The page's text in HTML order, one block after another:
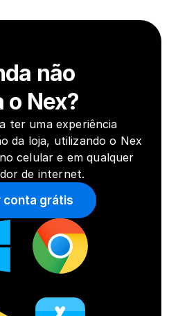
não
o Nex?
ter uma experiência
da loja, utilizando o Nex
celular e em qualquer
de internet.
conta grátis